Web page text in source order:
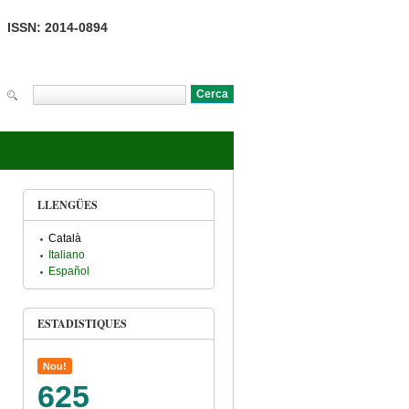
ISSN: 2014-0894
LLENGÜES
Català
Italiano
Español
ESTADISTIQUES
Nou!
625